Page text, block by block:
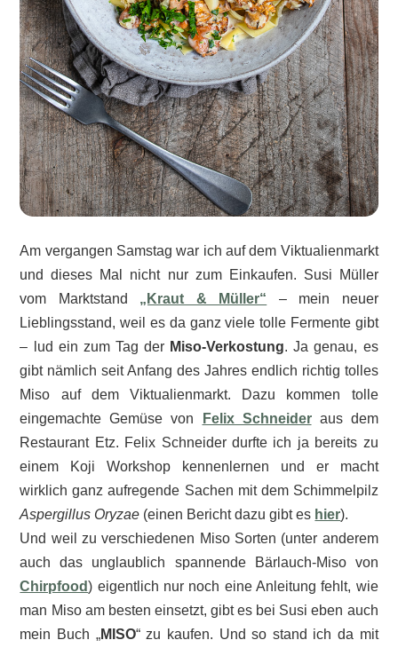
Am vergangen Samstag war ich auf dem Viktualienmarkt
und dieses Mal nicht nur zum Einkaufen. Susi Müller
vom Marktstand „Kraut & Müller“ – mein neuer
Lieblingsstand, weil es da ganz viele tolle Fermente gibt
– lud ein zum Tag der Miso-Verkostung. Ja genau, es
gibt nämlich seit Anfang des Jahres endlich richtig tolles
Miso auf dem Viktualienmarkt. Dazu kommen tolle
eingemachte Gemüse von
Felix Schneideraus dem
Restaurant Etz. Felix Schneider durfte ich ja bereits zu
einem Koji Workshop kennenlernen und er macht
wirklich ganz aufregende Sachen mit dem Schimmelpilz
Aspergillus Oryzae (einen Bericht dazu gibt es hier).
Und weil zu verschiedenen Miso Sorten (unter anderem
auch das unglaublich spannende Bärlauch-Miso von
Chirpfood) eigentlich nur noch eine Anleitung fehlt, wie
man Miso am besten einsetzt, gibt es bei Susi eben auch
mein Buch „MISO“ zu kaufen. Und so stand ich da mit